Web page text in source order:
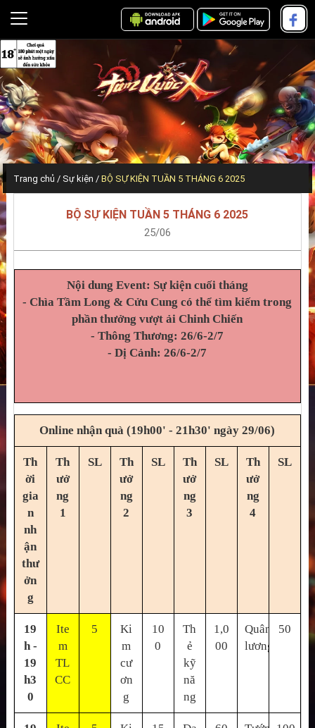
Trang chủ Sự kiện BỘ SỰ KIỆN TUẦN 5 THÁNG 6 2025
BỘ SỰ KIỆN TUẦN 5 THÁNG 6 2025
25/06
Nội dung Event: Sự kiện cuối tháng
- Chìa Tầm Long & Cửu Cung có thể tìm kiếm trong
phần thưởng vượt ải Chinh Chiến
- Thông Thương: 26/6-2/7
- Dị Cảnh: 26/6-2/7
Online nhận quà (19h00' - 21h30' ngày 29/06)
Th
ời
gia
n
nh
ận
thư
ởn
g
Th
ưở
ng
1
SL
Th
ưở
ng
2
SL
Th
ưở
ng
3
SL
Th
ưở
ng
4
SL
19
h -
19
h3
0
Ite
m
TL
CC
5
Ki
m
cư
ơn
g
10
0
Th
ẻ
kỹ
nă
ng
1,0
00
Quân
lương
50